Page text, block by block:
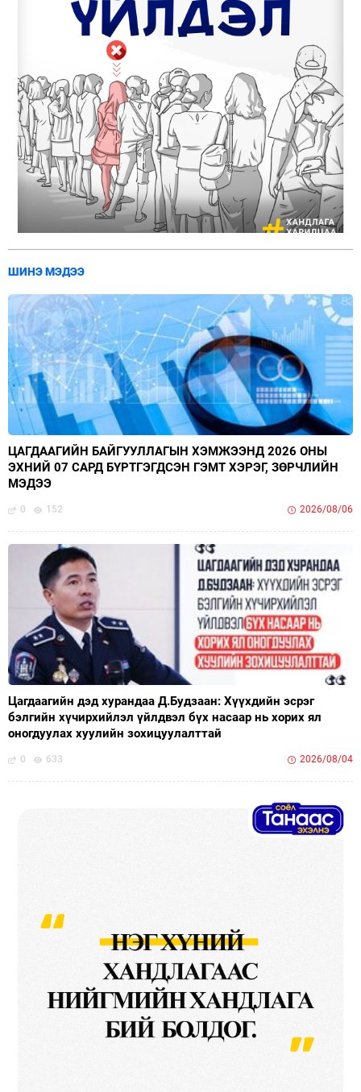
ШИНЭ МЭДЭЭ
ЦАГДААГИЙН БАЙГУУЛЛАГЫН ХЭМЖЭЭНД 2026 ОНЫ
ЭХНИЙ 07 САРД БҮРТГЭГДСЭН ГЭМТ ХЭРЭГ, ЗӨРЧЛИЙН
МЭДЭЭ
0 152 2026/08/06
Цагдаагийн дэд хурандаа Д.Будзаан: Хүүхдийн эсрэг
бэлгийн хүчирхийлэл үйлдвэл бүх насаар нь хорих ял
оногдуулах хуулийн зохицуулалттай
0 633 2026/08/04